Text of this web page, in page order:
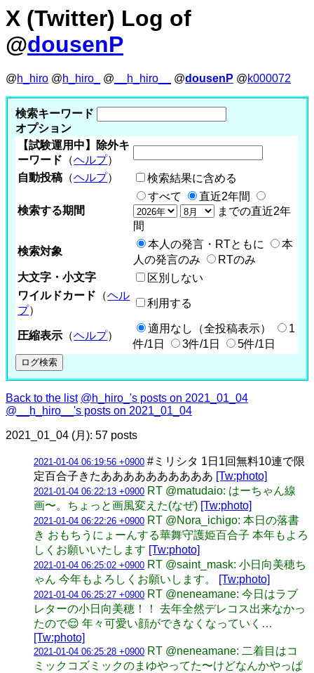
X (Twitter) Log of
@dousenP
@h_hiro @h_hiro_ @ __h_hiro__ @dousenP @k000072
検索キーワード
オプション
【試験運用中】除外キ
ーワード （ヘルプ）
自動投稿 （ヘルプ） 検索結果に含める
検索する期間
すべて
直近2年間
までの直近2年
間
検索対象
本人の発言・RTともに
本
人の発言のみ
RTのみ
大文字・小文字
区別しない
ワイルドカード （ヘル
プ）
利用する
圧縮表示 （ヘルプ）
適用なし（全投稿表示）
1
件/1日
3件/1日 5件/1日
Back to the list @h_hiro_'s posts on 2021_01_04
@__h_hiro__'s posts on 2021_01_04
2021_01_04 (月): 57 posts
2021-01-04 06:19:56 +0900 #ミリシタ 1日1回無料10連で限
定百合子きたああああああああああ [Tw:photo]
2021-01-04 06:22:13 +0900 RT @matudaio: はーちゃん線
画〜。ちょっと画風変えた(なぜ) [Tw:photo]
2021-01-04 06:22:26 +0900 RT @Nora_ichigo: 本日の落書
き おもちうにょーんする華舞守護姫百合子 本年もよろ
しくお願いいたします [Tw:photo]
2021-01-04 06:25:02 +0900 RT @saint_mask: 小日向美穂ち
ゃん 今年もよろしくお願いします。
[Tw:photo]
2021-01-04 06:25:27 +0900 RT @neneamane: 今日はラブ
レターの小日向美穂！！ 去年全然デレコス出来なかっ
たので😌 年々可愛い顔ができなくなっていく…
[Tw:photo]
2021-01-04 06:25:28 +0900 RT @neneamane: 二着目はコ
ミックコズミックのまゆやってた〜けどなんかやっぱ